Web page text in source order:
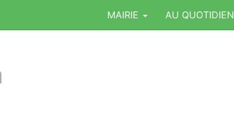
MAIRIE AU QUOTIDIEN